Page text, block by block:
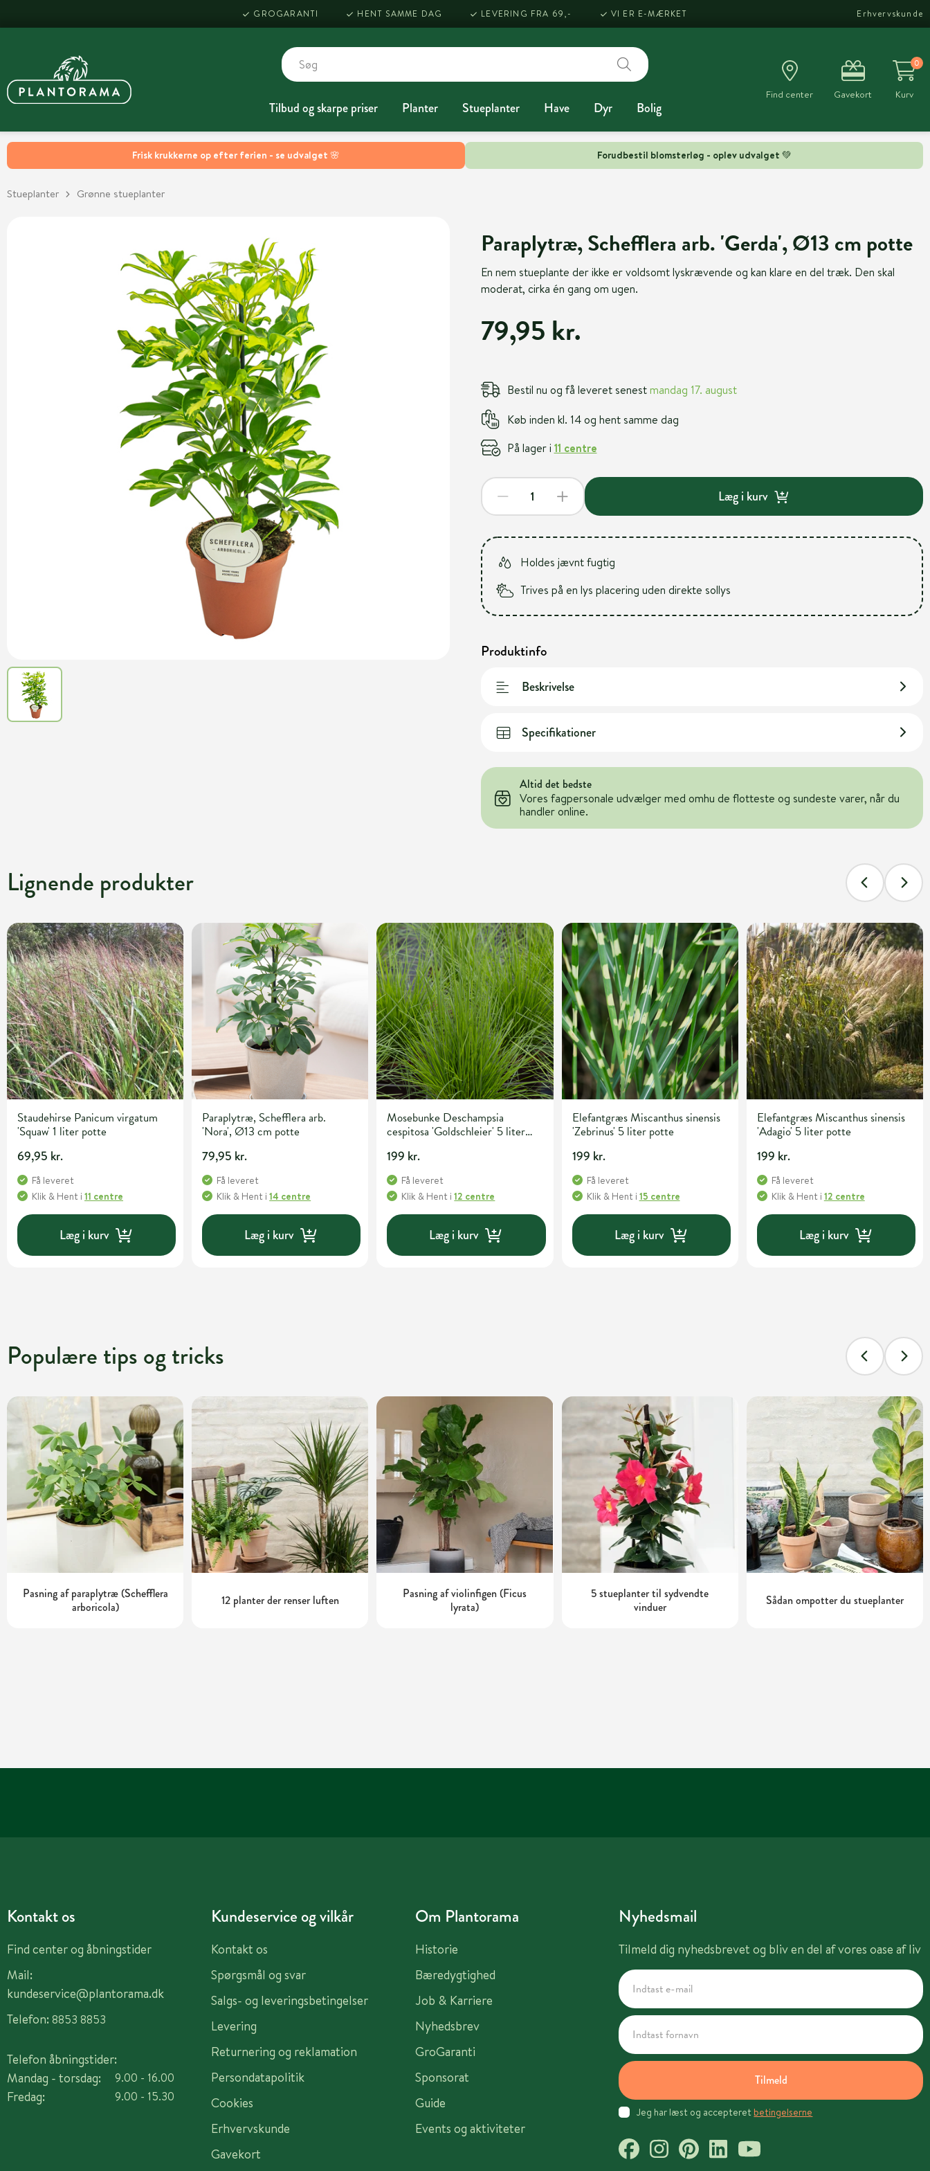
Frisk krukkerne op efter ferien - se udvalget 🌸 Forudbestil blomsterløg - oplev udvalget 💚
GROGARANTI HENT SAMME DAG LEVERING FRA 69,- VI ER E-MÆRKET Erhvervskunde
Tilbud og skarpe priser Planter Stueplanter Have Dyr Bolig
Find center Gavekort
0
Kurv
Stueplanter Grønne stueplanter
Paraplytræ, Schefflera arb. 'Gerda', Ø13 cm potte
En nem stueplante der ikke er voldsomt lyskrævende og kan klare en del træk. Den skal
moderat, cirka én gang om ugen.
79,95 kr.
Bestil nu og få leveret senestmandag 17. august
Køb inden kl. 14 og hent samme dag
På lager i 11 centre
Læg i kurv
Holdes jævnt fugtig
Trives på en lys placering uden direkte sollys
Produktinfo
Beskrivelse
Specifikationer
Altid det bedste
Vores fagpersonale udvælger med omhu de flotteste og sundeste varer, når du
handler online.
Lignende produkter
Staudehirse Panicum virgatum
'Squaw' 1 liter potte
69,95 kr.
Få leveret
Klik & Hent i 11 centre
Læg i kurv
Paraplytræ, Schefflera arb.
'Nora', Ø13 cm potte
79,95 kr.
Få leveret
Klik & Hent i14 centre
Læg i kurv
Mosebunke Deschampsia
cespitosa 'Goldschleier' 5 liter
199 kr.
Få leveret
Klik & Hent i12 centre
Læg i kurv
Elefantgræs Miscanthus sinensis
'Zebrinus' 5 liter potte
199 kr.
Få leveret
Klik & Hent i 15 centre
Læg i kurv
Elefantgræs Miscanthus sinensis
'Adagio' 5 liter potte
199 kr.
Få leveret
Klik & Hent i 12 centre
Læg i kurv
Populære tips og tricks
Pasning af paraplytræ (Schefflera
arboricola)
12 planter der renser luften
Pasning af violinfigen (Ficus
lyrata)
5 stueplanter til sydvendte
vinduer
Sådan ompotter du stueplanter
Kontakt os
Find center og åbningstider
Mail:
kundeservice@plantorama.dk
Telefon: 8853 8853
Telefon åbningstider:
Mandag - torsdag:
Fredag:
9.00 - 16.00
9.00 - 15.30
Kundeservice og vilkår
Kontakt os
Spørgsmål og svar
Salgs- og leveringsbetingelser
Levering
Returnering og reklamation
Persondatapolitik
Cookies
Erhvervskunde
Gavekort
Om Plantorama
Historie
Bæredygtighed
Job & Karriere
Nyhedsbrev
GroGaranti
Sponsorat
Guide
Events og aktiviteter
Nyhedsmail
Tilmeld dig nyhedsbrevet og bliv en del af vores oase af liv
Tilmeld
Jeg har læst og accepteret betingelserne